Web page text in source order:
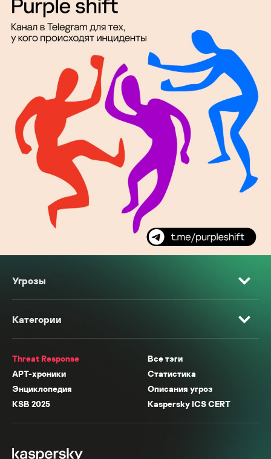
Угрозы
Категории
Threat Response
Все тэги
APT-хроники
Статистика
Энциклопедия
Описания угроз
KSB 2025
Kaspersky ICS CERT